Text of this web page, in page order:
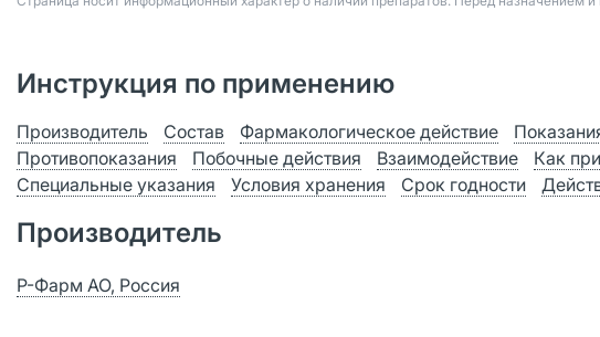
Инструкция по применению
Производитель Состав Фармакологическое действие
Противопоказания
Побочные действия Взаимодействие Как
Специальные указания
Условия хранения Срок годности
Производитель
Р-Фарм АО, Россия